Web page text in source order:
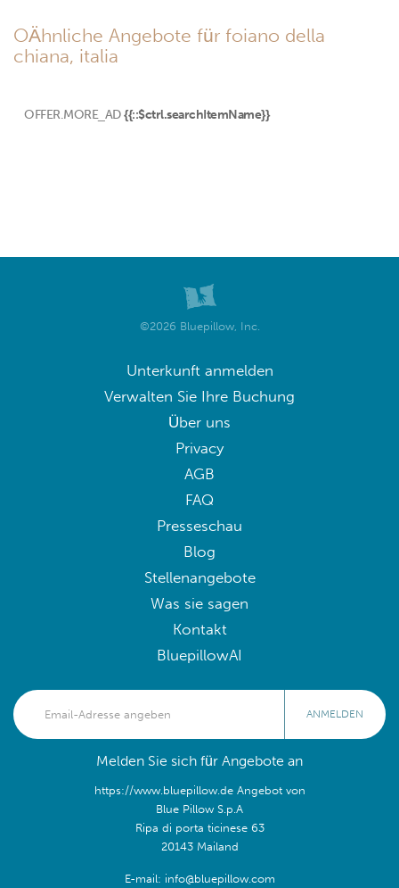
OÄhnliche Angebote für foiano della
chiana, italia
OFFER.MORE_AD {{::$ctrl.searchItemName}}
©2026 Bluepillow, Inc.
Unterkunft anmelden
Verwalten Sie Ihre Buchung
Über uns
Privacy
AGB
FAQ
Presseschau
Blog
Stellenangebote
Was sie sagen
Kontakt
BluepillowAI
ANMELDEN
Melden Sie sich für Angebote an
https://www.bluepillow.de Angebot von
Blue Pillow S.p.A
Ripa di porta ticinese 63
20143 Mailand
E-mail: info@bluepillow.com